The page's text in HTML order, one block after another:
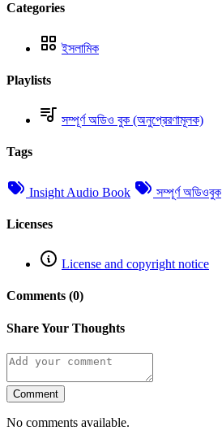
Categories
ইসলামিক
Playlists
সম্পূর্ণ অডিও বুক (অনুপ্রেরণামূলক)
Tags
Insight Audio Book সম্পূর্ণ অডিওবুক
Licenses
License and copyright notice
Comments (0)
Share Your Thoughts
Comment
No comments available.